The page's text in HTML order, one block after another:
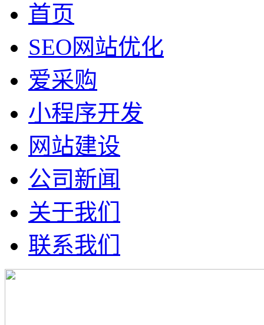
首页
SEO网站优化
爱采购
小程序开发
网站建设
公司新闻
关于我们
联系我们